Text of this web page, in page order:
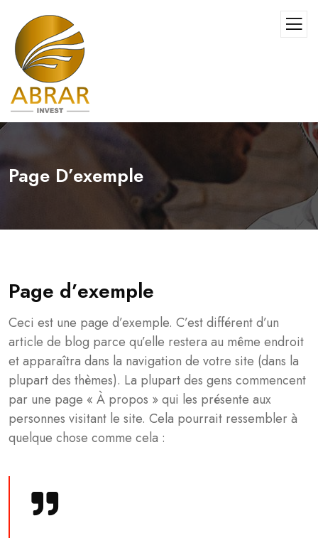
Page D’exemple
Page d’exemple
Ceci est une page d’exemple. C’est différent d’un
article de blog parce qu’elle restera au même endroit
et apparaîtra dans la navigation de votre site (dans la
plupart des thèmes). La plupart des gens commencent
par une page « À propos » qui les présente aux
personnes visitant le site. Cela pourrait ressembler à
quelque chose comme cela :